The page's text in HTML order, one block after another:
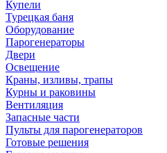
Купели
Турецкая баня
Оборудование
Парогенераторы
Двери
Освещение
Краны, изливы, трапы
Курны и раковины
Вентиляция
Запасные части
Пульты для парогенераторов
Готовые решения